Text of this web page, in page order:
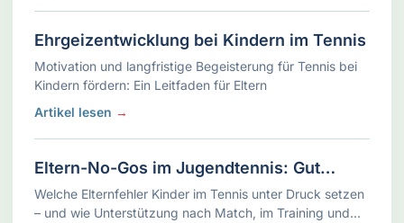
Ehrgeizentwicklung bei Kindern im Tennis
Motivation und langfristige Begeisterung für Tennis bei
Kindern fördern: Ein Leitfaden für Eltern
Artikel lesen →
Eltern-No-Gos im Jugendtennis: Gut
gemeint, trotzdem belastend
Welche Elternfehler Kinder im Tennis unter Druck setzen
– und wie Unterstützung nach Match, im Training und